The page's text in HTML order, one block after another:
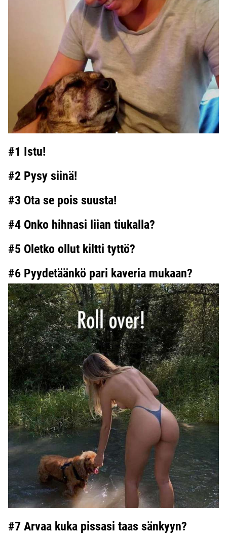
#1 Istu!
#2 Pysy siinä!
#3 Ota se pois suusta!
#4 Onko hihnasi liian tiukalla?
#5 Oletko ollut kiltti tyttö?
#6 Pyydetäänkö pari kaveria mukaan?
#7 Arvaa kuka pissasi taas sänkyyn?